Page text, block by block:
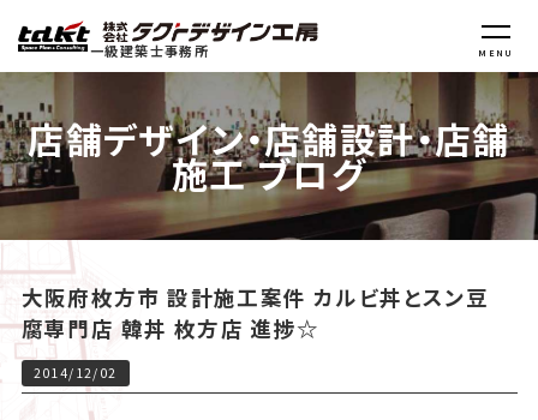
一級建築士事務所 MENU
店舗デザイン・店舗設計・店舗
施工 ブログ
大阪府枚方市 設計施工案件 カルビ丼とスン豆
腐専門店 韓丼 枚方店 進捗☆
2014/12/02